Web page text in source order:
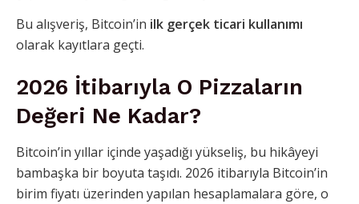
Bu alışveriş, Bitcoin’in ilk gerçek ticari kullanımı
olarak kayıtlara geçti.
2026 İtibarıyla O Pizzaların
Değeri Ne Kadar?
Bitcoin’in yıllar içinde yaşadığı yükseliş, bu hikâyeyi
bambaşka bir boyuta taşıdı. 2026 itibarıyla Bitcoin’in
birim fiyatı üzerinden yapılan hesaplamalara göre, o